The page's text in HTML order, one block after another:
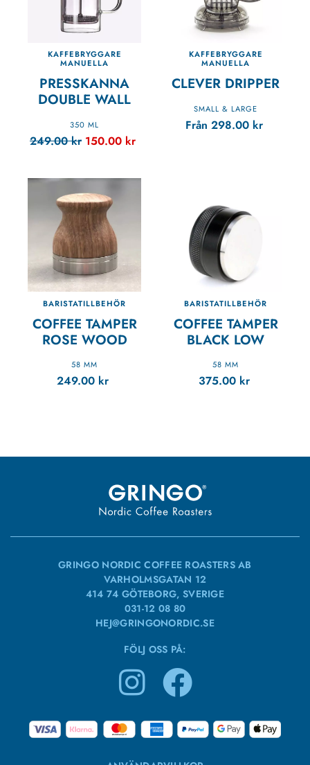
KAFFEBRYGGARE
MANUELLA
PRESSKANNA
DOUBLE WALL
350 ML
249.00kr 150.00 kr
KAFFEBRYGGARE
MANUELLA
CLEVER DRIPPER
SMALL & LARGE
Från 298.00 kr
BARISTATILLBEHÖR
COFFEE TAMPER
ROSE WOOD
58 MM
249.00 kr
BARISTATILLBEHÖR
COFFEE TAMPER
BLACK LOW
58 MM
375.00 kr
GRINGO NORDIC COFFEE ROASTERS AB
VARHOLMSGATAN 12
414 74 GÖTEBORG, SVERIGE
031-12 08 80
HEJ@GRINGONORDIC.SE
FÖLJ OSS PÅ: